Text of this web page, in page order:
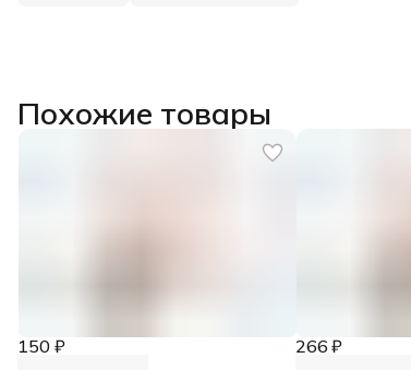
Похожие товары
150 ₽ 266 ₽